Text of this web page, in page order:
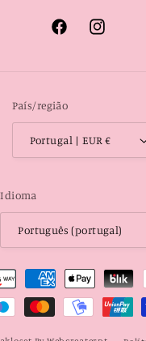
FacebookInstagram
País/região
Portugal | EUR €
Idioma
Português (portugal)